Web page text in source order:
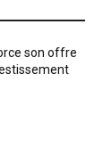
son offre